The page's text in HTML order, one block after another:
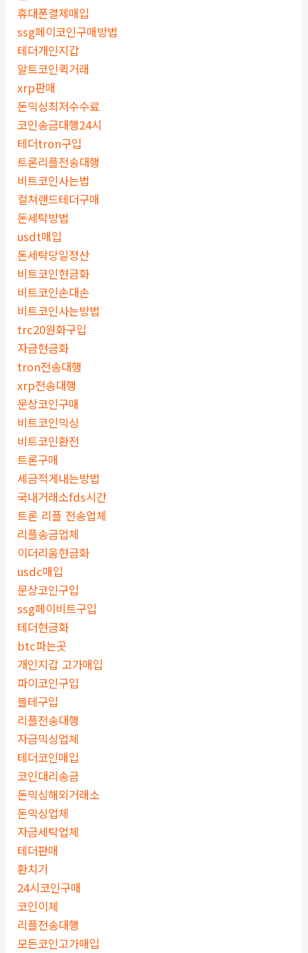
휴대폰결제매입
ssg페이코인구매방법
테더개인지갑
알트코인퀵거래
xrp판매
돈믹싱최저수수료
코인송금대행24시
테더tron구입
트론리플전송대행
비트코인사는법
컬쳐랜드테더구매
돈세탁방법
usdt매입
돈세탁당일정산
비트코인현금화
비트코인손대손
비트코인사는방법
trc20원화구입
자금현금화
tron전송대행
xrp전송대행
문상코인구매
비트코인믹싱
비트코인환전
트론구매
세금적게내는방법
국내거래소fds시간
트론 리플 전송업체
리플송금업체
이더리움현금화
usdc매입
문상코인구입
ssg페이비트구입
테더현금화
btc파는곳
개인지갑 고가매입
파이코인구입
블테구입
리플전송대행
자금믹싱업체
테더코인매입
코인대리송금
돈믹싱해외거래소
돈믹싱업체
자금세탁업체
테더판매
환치기
24시코인구매
코인이체
리플전송대행
모든코인고가매입